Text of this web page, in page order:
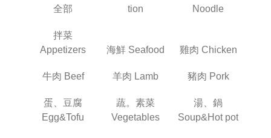
全部
tion
Noodle
拌菜
Appetizers
海鮮 Seafood 雞肉 Chicken
牛肉 Beef 羊肉 Lamb 豬肉 Pork
蛋、豆腐
Egg&Tofu
蔬。素菜
Vegetables
湯、鍋
Soup&Hot pot